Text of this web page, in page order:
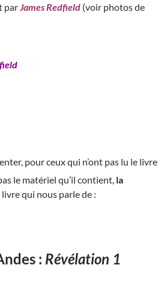
par James Redfield (voir photos de
pour ceux qui n’ont pas lu le livre
le matériel qu’il contient, la
qui nous parle de :
: Révélation 1